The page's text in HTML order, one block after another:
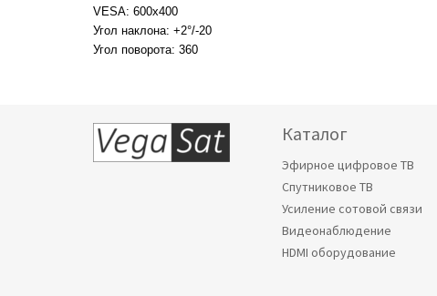
VESA: 600x400
Угол наклона: +2°/-20
Угол поворота: 360
Каталог
Эфирное цифровое ТВ
Спутниковое ТВ
Усиление сотовой связи
Видеонаблюдение
HDMI оборудование